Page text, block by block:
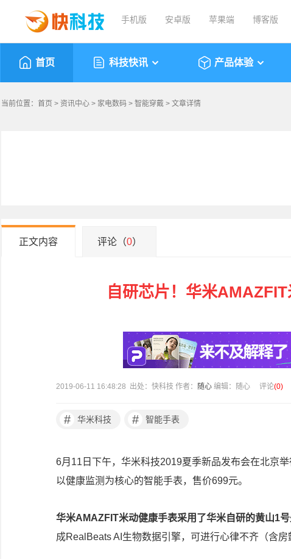
手机版 安卓版 苹果端 博客版
首页 科技快讯 产品体验
当前位置： 首页 > 资讯中心 > 家电数码 > 智能穿戴 > 文章详情
正文内容 评论（0）
自研芯片！华米
2019-06-11 16:48:28 出处：快科技 作者： 随心 编辑：随心 评论(0)
# 华米科技 # 智能手表
6月11日下午，华米科技2019夏季新品发布会在北京
以健康监测为核心的智能手表，售价699元。
华米AMAZFIT米动健康手表采用了华米自研的黄山1
成RealBeats AI生物数据引擎，可进行心律不齐（含房